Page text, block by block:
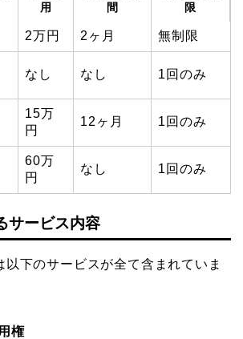
用
間
限
2万円 2ヶ月 無制限
なし なし 1回のみ
15万
円
12ヶ月 1回のみ
60万
円
なし 1回のみ
サービス内容
以下のサービスが全て含まれていま
権